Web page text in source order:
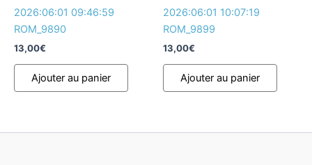
2026:06:01 09:46:59
ROM_9890
13,00€
Ajouter au panier
2026:06:01 10:07:19
ROM_9899
13,00€
Ajouter au panier